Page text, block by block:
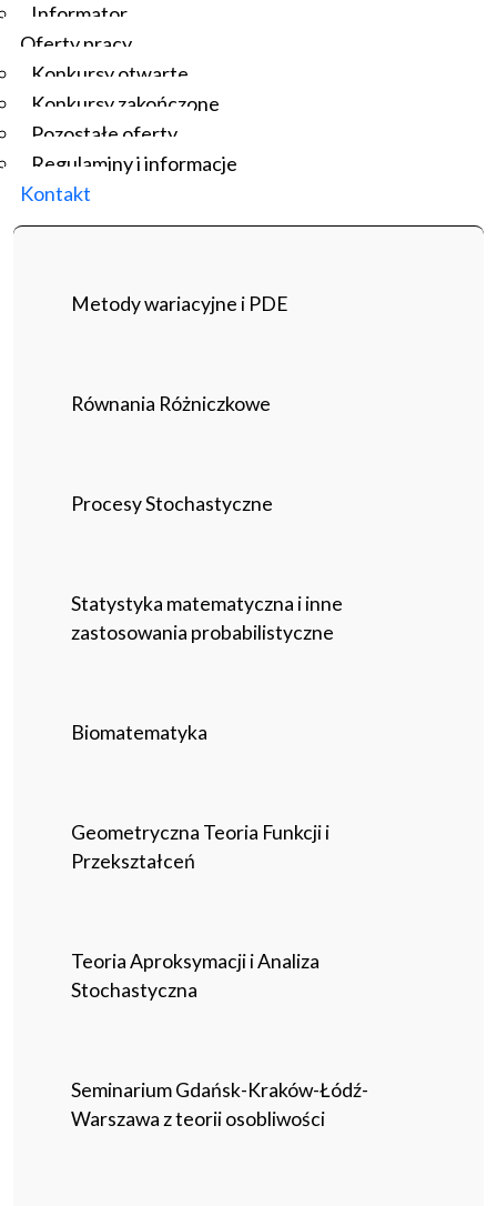
Informator
Oferty pracy
Konkursy otwarte
Konkursy zakończone
Pozostałe oferty
Regulaminy i informacje
Kontakt
Metody wariacyjne i PDE
Równania Różniczkowe
Procesy Stochastyczne
Statystyka matematyczna i inne
zastosowania probabilistyczne
Biomatematyka
Geometryczna Teoria Funkcji i
Przekształceń
Teoria Aproksymacji i Analiza
Stochastyczna
Seminarium Gdańsk-Kraków-Łódź-
Warszawa z teorii osobliwości